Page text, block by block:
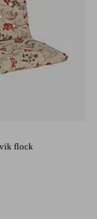
flock